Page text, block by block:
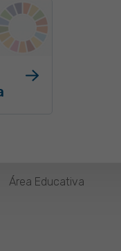
Área Educativa